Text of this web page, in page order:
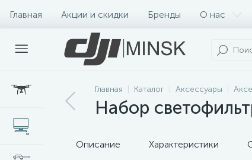
Главная Акции и скидки Бренды О нас
Главная Каталог Аксессуары
Набор
Описание Характеристики